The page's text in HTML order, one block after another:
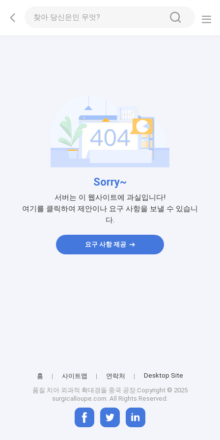
Sorry~
서버는 이 웹사이트에 과실입니다!
여기를 클릭하여 제안이나 요구 사항을 보낼 수 있습니
다.
요구 사항 제공
홈 사이트맵 연락처 Desktop Site
품질 치아 외과적 확대경들 중국 공장.Copyright © 2025
surgicalloupe.com. All Rights Reserved.